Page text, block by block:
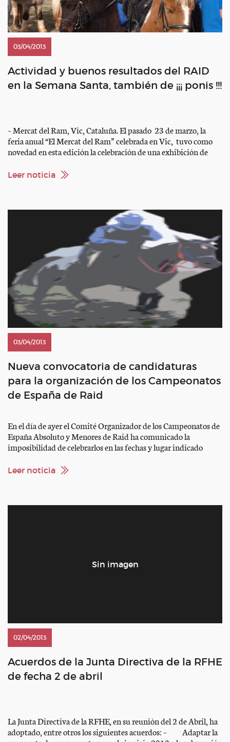
03/04/2013
Actividad y buenos resultados del RAID
en la Semana Santa, también de ¡¡¡ ponis !!!
– Mercat del Ram, Vic, Cataluña. El pasado 23 de marzo, la
feria anual “El Mercat del Ram” celebrada en Vic, tuvo como
novedad en esta edición la celebración de una exhibición de
clubes, los cuáles tomaron la salida divididos en dos grupos. El
Leer noticia
03/04/2013
Nueva convocatoria de candidaturas
para la organización de los Campeonatos
de España de Raid
En el día de ayer el Comité Organizador de los Campeonatos de
España Absoluto y Menores de Raid ha comunicado la
imposibilidad de celebrarlos en las fechas y lugar indicado
comunicación, la Junta Directiva de la RFHE ha decidido
Leer noticia
02/04/2013
Acuerdos de la Junta Directiva de la RFHE
de fecha 2 de abril
La Junta Directiva de la RFHE, en su reunión del 2 de Abril, ha
adoptado, entre otros los siguientes acuerdos: – Adaptar la